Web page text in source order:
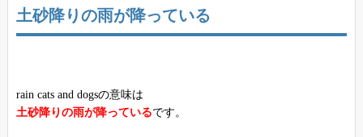
土砂降りの雨が降っている
rain cats and dogsの意味は
土砂降りの雨が降っているです。